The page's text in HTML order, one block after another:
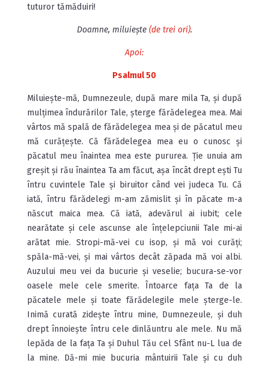
tuturor tămăduiri!
Doamne, miluiește (de trei ori).
Apoi:
Psalmul 50
Miluiește-mă, Dumnezeule, după mare mila Ta, și după
mulțimea îndurărilor Tale, șterge fărădelegea mea. Mai
vârtos mă spală de fărădelegea mea și de păcatul meu
mă curățește. Că fărădelegea mea eu o cunosc și
păcatul meu înaintea mea este pururea. Ție unuia am
greșit și rău înaintea Ta am făcut, așa încât drept ești Tu
întru cuvintele Tale și biruitor când vei judeca Tu. Că
iată, întru fărădelegi m-am zămislit și în păcate m-a
născut maica mea. Că iată, adevărul ai iubit; cele
nearătate și cele ascunse ale înțelepciunii Tale mi-ai
arătat mie. Stropi-mă-vei cu isop, și mă voi curăți;
spăla-mă-vei, și mai vârtos decât zăpada mă voi albi.
Auzului meu vei da bucurie și veselie; bucura-se-vor
oasele mele cele smerite. Întoarce fața Ta de la
păcatele mele și toate fărădelegile mele șterge-le.
Inimă curată zidește întru mine, Dumnezeule, și duh
drept înnoiește întru cele dinlăuntru ale mele. Nu mă
lepăda de la fața Ta și Duhul Tău cel Sfânt nu-L lua de
la mine. Dă-mi mie bucuria mântuirii Tale și cu duh